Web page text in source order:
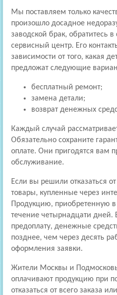
Мы поставляем только
произошло досадное
заводской брак, обратитесь
сервисный центр. Его
зависимости от того, какая
предложат следующие
бесплатный ремонт;
замена детали;
возврат денежных
Каждый случай
Обязательно сохраните
оплате. Они пригодятся вам
обслуживание.
Если вы решили отказаться
товары, купленные через
Продукцию, приобретенную
течение четырнадцати дней.
предоплату, денежные
позднее, чем через десять
оформления заявки.
Жители Москвы и
оплачивают продукцию при
отказаться от всего заказа